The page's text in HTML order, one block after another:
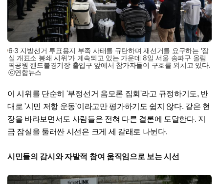
6·3 지방선거 투표용지 부족 사태를 규탄하며 재선거를 요구하는 '잠
실 개표소 봉쇄 시위'가 계속되고 있는 가운데 8일 서울 송파구 올림
픽공원 핸드볼경기장 출입구 앞에서 참가자들이 구호를 외치고 있다.
ⓒ연합뉴스
이 시위를 단순히 '부정선거 음모론 집회'라고 규정하기도, 반
대로 '시민 저항 운동'이라고만 평가하기도 쉽지 않다. 같은 현
장을 바라보면서도 사람들은 전혀 다른 결론에 도달한다. 지
금 잠실을 둘러싼 시선은 크게 세 갈래로 나뉜다.
시민들의 감시와 자발적 참여 움직임으로 보는 시선